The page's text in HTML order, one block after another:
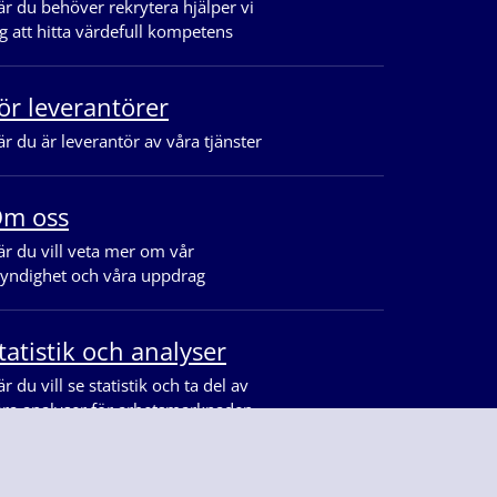
du behöver rekrytera hjälper vi
att hitta värdefull kompetens
leverantörer
du är leverantör av våra tjänster
oss
du vill veta mer om vår
och våra uppdrag
och analyser
du vill se statistik och ta del av
analyser för arbetsmarknaden